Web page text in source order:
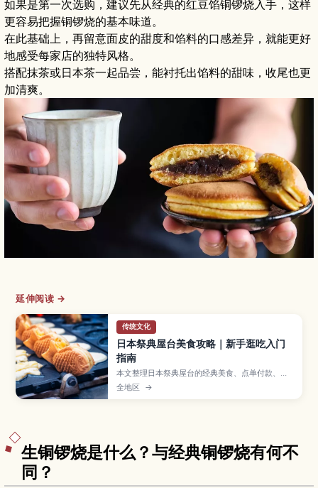
如果是第一次选购，建议先从经典的红豆馅铜锣烧入手，这样
更容易把握铜锣烧的基本味道。
在此基础上，再留意面皮的甜度和馅料的口感差异，就能更好
地感受每家店的独特风格。
搭配抹茶或日本茶一起品尝，能衬托出馅料的甜味，收尾也更
加清爽。
延伸阅读 →
传统文化
日本祭典屋台美食攻略｜新手逛吃入门
指南
本文整理日本祭典屋台的经典美食、点单付款、边
走边吃礼仪与垃圾处理要点，方便新手轻松逛吃。
全地区 →
生铜锣烧是什么？与经典铜锣烧有何不
同？